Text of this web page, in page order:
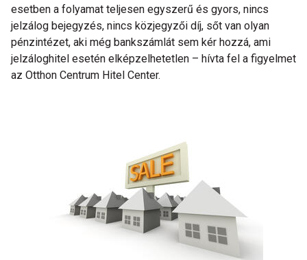
esetben a folyamat teljesen egyszerű és gyors, nincs
jelzálog bejegyzés, nincs közjegyzői díj, sőt van olyan
pénzintézet, aki még bankszámlát sem kér hozzá, ami
jelzáloghitel esetén elképzelhetetlen – hívta fel a figyelmet
az Otthon Centrum Hitel Center.